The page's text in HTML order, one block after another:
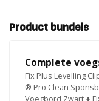
Product bundels
Complete
Fix Plus Levelling
® Pro Clean